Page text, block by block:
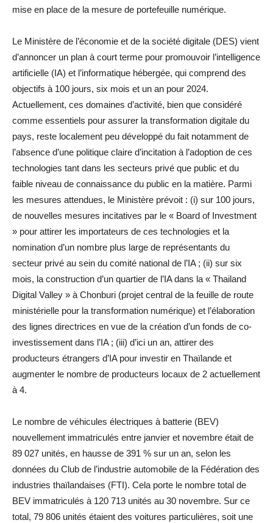
mise en place de la mesure de portefeuille numérique.
Le Ministère de l’économie et de la société digitale (DES) vient
d’annoncer un plan à court terme pour promouvoir l’intelligence
artificielle (IA) et l’informatique hébergée, qui comprend des
objectifs à 100 jours, six mois et un an pour 2024.
Actuellement, ces domaines d’activité, bien que considéré
comme essentiels pour assurer la transformation digitale du
pays, reste localement peu développé du fait notamment de
l’absence d’une politique claire d’incitation à l’adoption de ces
technologies tant dans les secteurs privé que public et du
faible niveau de connaissance du public en la matière. Parmi
les mesures attendues, le Ministère prévoit : (i) sur 100 jours,
de nouvelles mesures incitatives par le « Board of Investment
» pour attirer les importateurs de ces technologies et la
nomination d’un nombre plus large de représentants du
secteur privé au sein du comité national de l’IA ; (ii) sur six
mois, la construction d’un quartier de l’IA dans la « Thailand
Digital Valley » à Chonburi (projet central de la feuille de route
ministérielle pour la transformation numérique) et l’élaboration
des lignes directrices en vue de la création d’un fonds de co-
investissement dans l’IA ; (iii) d’ici un an, attirer des
producteurs étrangers d’IA pour investir en Thaïlande et
augmenter le nombre de producteurs locaux de 2 actuellement
à 4.
Le nombre de véhicules électriques à batterie (BEV)
nouvellement immatriculés entre janvier et novembre était de
89 027 unités, en hausse de 391 % sur un an, selon les
données du Club de l’industrie automobile de la Fédération des
industries thaïlandaises (FTI). Cela porte le nombre total de
BEV immatriculés à 120 713 unités au 30 novembre. Sur ce
total, 79 806 unités étaient des voitures particulières, soit une